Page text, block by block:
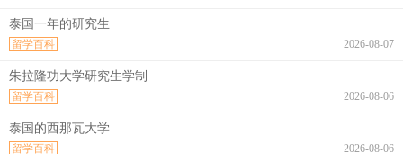
泰国一年的研究生
2026-08-07
留学百科
朱拉隆功大学研究生学制
2026-08-06
留学百科
泰国的西那瓦大学
2026-08-06
留学百科